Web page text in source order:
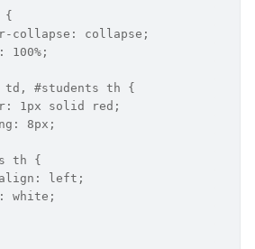
{
collapse: collapse;
100%;
#students th {
1px solid red;
8px;
th {
left;
white;